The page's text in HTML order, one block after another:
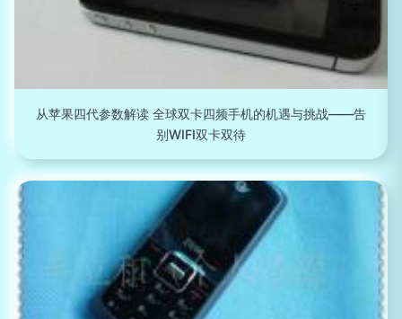
从苹果四代参数解读 全球双卡四频手机的机遇与挑战——告
别WIFI双卡双待